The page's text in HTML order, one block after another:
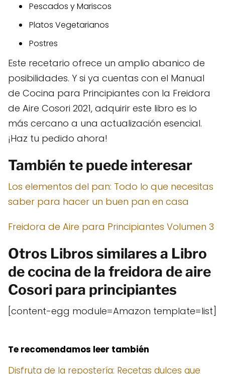
Pescados y Mariscos
Platos Vegetarianos
Postres
Este recetario ofrece un amplio abanico de
posibilidades. Y si ya cuentas con el Manual
de Cocina para Principiantes con la Freidora
de Aire Cosori 2021, adquirir este libro es lo
más cercano a una actualización esencial.
¡Haz tu pedido ahora!
También te puede interesar
Los elementos del pan: Todo lo que necesitas
saber para hacer un buen pan en casa
Freidora de Aire para Principiantes Volumen 3
Otros Libros similares a Libro
de cocina de la freidora de aire
Cosori para principiantes
[content-egg module=Amazon template=list]
Te recomendamos leer también
Disfruta de la repostería: Recetas dulces que